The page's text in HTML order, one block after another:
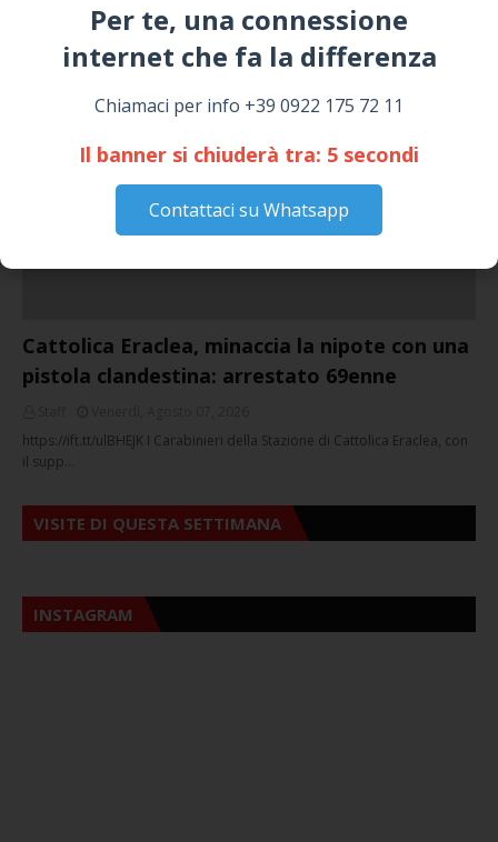
Per te, una connessione
internet che fa la differenza​
Chiamaci per info +39 0922 175 72 11
Il banner si chiuderà tra: 4 secondi
Contattaci su Whatsapp
I “TEPPISTI DEI SOGNI” IN CONCERTO A
SICULIANA PER I FESTEGGIAMENTI DI SAN
March 16, 2026
Cattolica Eraclea, minaccia la nipote con una
pistola clandestina: arrestato 69enne
https://ift.tt/ulBHEJK I Carabinieri della Stazione di Cattolica Eraclea, con
il supp…
VISITE DI QUESTA SETTIMANA
INSTAGRAM